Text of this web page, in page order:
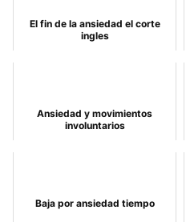
El fin de la ansiedad el corte
ingles
Ansiedad y movimientos
involuntarios
Baja por ansiedad tiempo